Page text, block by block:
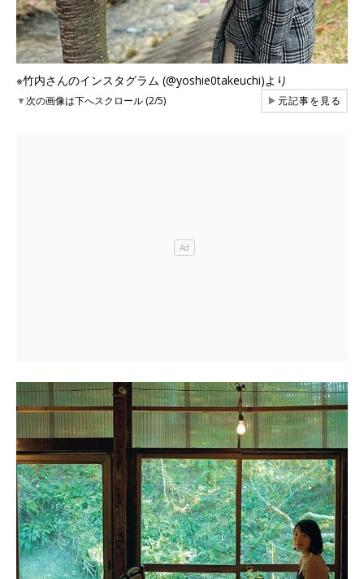
※竹内さんのインスタグラム (@yoshie0takeuchi)より
▼次の画像は下へスクロール (2/5) ▶元記事を見る